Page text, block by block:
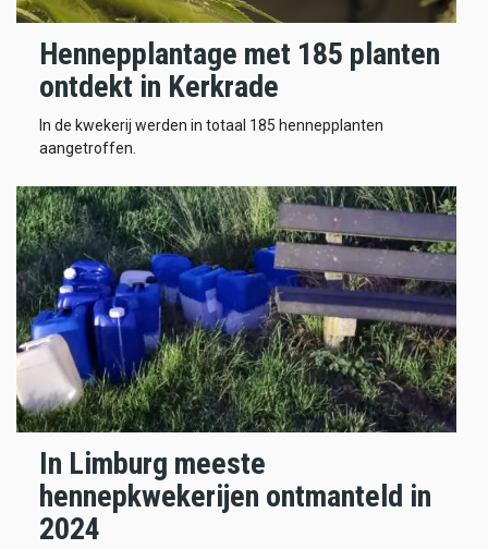
Hennepplantage met 185 planten
ontdekt in Kerkrade
In de kwekerij werden in totaal 185 hennepplanten
aangetroffen.
In Limburg meeste
hennepkwekerijen ontmanteld in
2024